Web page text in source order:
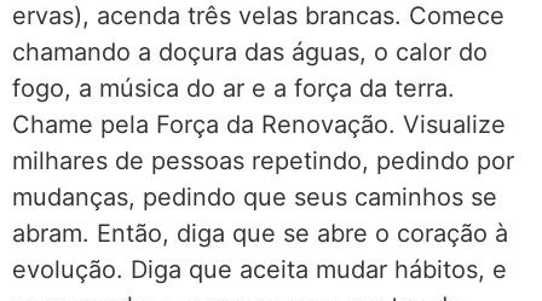
ervas), acenda três velas brancas. Comece
chamando a doçura das águas, o calor do
fogo, a música do ar e a força da terra.
Chame pela Força da Renovação. Visualize
milhares de pessoas repetindo, pedindo por
mudanças, pedindo que seus caminhos se
abram. Então, diga que se abre o coração à
evolução. Diga que aceita mudar hábitos, e